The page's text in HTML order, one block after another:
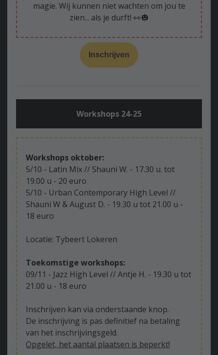
magie. Wij kunnen niet wachten om jou te
zien... als je durft! 👀🎃
Inschrijven
Workshops 24-25
Workshops oktober:
5/10 - Latin Mix // Shauni W. - 17.30 u. tot
19.00 u - 20 euro
5/10 - Urban Contemporary High Level //
Shauni W & August D. - 19.30 u tot 21.00 u -
18 euro
Locatie: Tybeert Lokeren
Toekomstige workshops:
09/11 - Jazz High Level // Antje H. - 19.30 u tot
21.00 u - 18 euro
Inschrijven kan via onderstaande knop.
De inschrijving is pas definitief na betaling
van het inschrijvingsgeld.
Opgelet, het aantal plaatsen is beperkt!